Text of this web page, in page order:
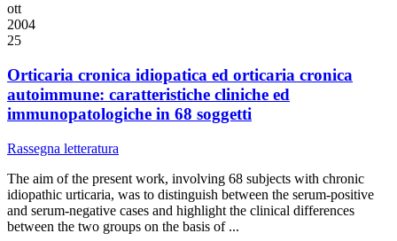
ott
2004
25
Orticaria cronica idiopatica ed orticaria cronica
autoimmune: caratteristiche cliniche ed
immunopatologiche in 68 soggetti
Rassegna letteratura
The aim of the present work, involving 68 subjects with chronic
idiopathic urticaria, was to distinguish between the serum-positive
and serum-negative cases and highlight the clinical differences
between the two groups on the basis of ...